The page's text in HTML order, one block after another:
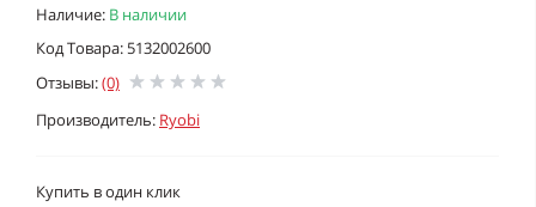
Наличие: В наличии
Код Товара: 5132002600
Отзывы:(0)
Производитель: Ryobi
Купить в один клик